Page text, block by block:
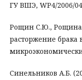
ГУ ВШЭ, WP4/2006/
Рощин С.Ю., Рощина
расторжение брака
Синельников А.Б.